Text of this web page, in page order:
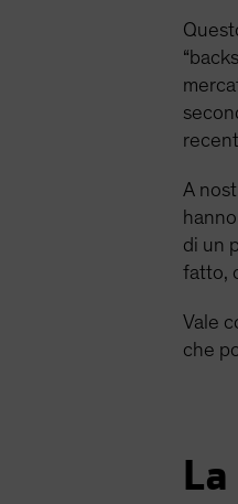
A
di un
fatto,
Vale
che